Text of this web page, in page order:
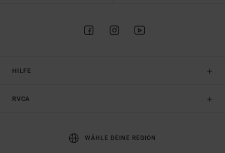
HILFE
RVCA
WÄHLE DEINE REGION